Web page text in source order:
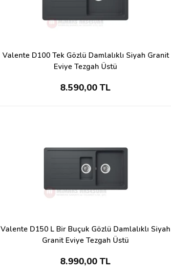
Valente D100 Tek Gözlü Damlalıklı Siyah Granit
Eviye Tezgah Üstü
8.590,00 TL
Valente D150 L Bir Buçuk Gözlü Damlalıklı Siyah
Granit Eviye Tezgah Üstü
8.990,00 TL